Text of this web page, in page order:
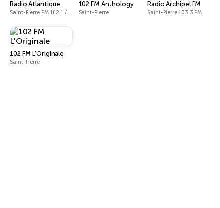
Radio Atlantique
Saint-Pierre FM 102.1 / 94.5
102 FM Anthology
Saint-Pierre
Radio Archipel FM
Saint-Pierre 103.3 FM
102 FM L'Originale
Saint-Pierre